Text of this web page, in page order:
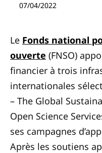
07/04/2022
Le Fonds national
ouverte (FNSO)
financier à trois
internationales
– The Global
Open Science
ses campagnes
Après les soutiens